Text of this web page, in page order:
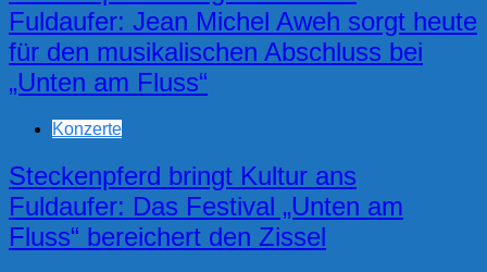
Fuldaufer: Jean Michel Aweh sorgt heute
für den musikalischen Abschluss bei
„Unten am Fluss“
Konzerte
Steckenpferd bringt Kultur ans
Fuldaufer: Das Festival „Unten am
Fluss“ bereichert den Zissel